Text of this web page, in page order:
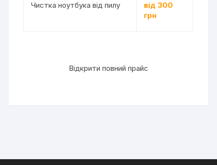
Чистка ноутбука від пилу
від 300
грн
Відкрити повний прайс